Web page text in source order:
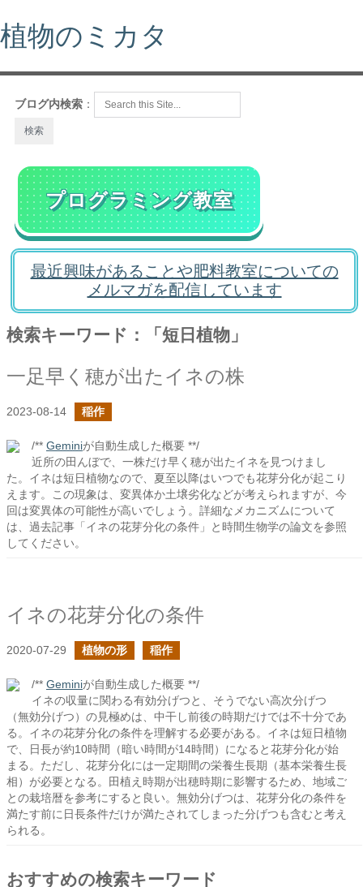
植物のミカタ
ブログ内検索 ：
プログラミング教室
最近興味があることや肥料教室についての
メルマガを配信しています
検索キーワード：「短日植物」
一足早く穂が出たイネの株
2023-08-14 稲作
/** Geminiが自動生成した概要 **/
近所の田んぼで、一株だけ早く穂が出たイネを見つけまし
た。イネは短日植物なので、夏至以降はいつでも花芽分化が起こり
えます。この現象は、変異体か土壌劣化などが考えられますが、今
回は変異体の可能性が高いでしょう。詳細なメカニズムについて
は、過去記事「イネの花芽分化の条件」と時間生物学の論文を参照
してください。
イネの花芽分化の条件
2020-07-29 植物の形 稲作
/** Geminiが自動生成した概要 **/
イネの収量に関わる有効分げつと、そうでない高次分げつ
（無効分げつ）の見極めは、中干し前後の時期だけでは不十分であ
る。イネの花芽分化の条件を理解する必要がある。イネは短日植物
で、日長が約10時間（暗い時間が14時間）になると花芽分化が始
まる。ただし、花芽分化には一定期間の栄養生長期（基本栄養生長
相）が必要となる。田植え時期が出穂時期に影響するため、地域ご
との栽培暦を参考にすると良い。無効分げつは、花芽分化の条件を
満たす前に日長条件だけが満たされてしまった分げつも含むと考え
られる。
おすすめの検索キーワード